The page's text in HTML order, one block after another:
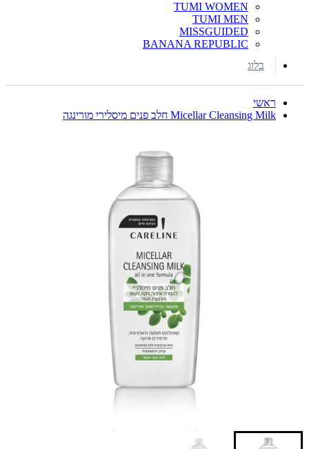
TUMI WOMEN
TUMI MEN
MISSGUIDED
BANANA REPUBLIC
בלוג
ראשי
Micellar Cleansing Milk חלב פנים מיסלירי מורינגה